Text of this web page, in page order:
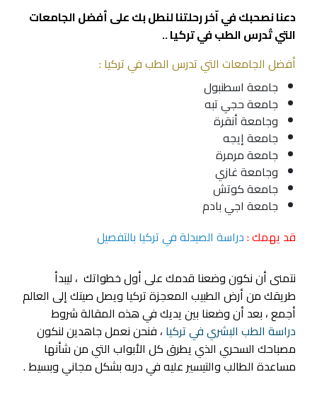
دعنا نصحبك في اّخر رحلتنا لنطل بك على أفضل الجامعات
التي تُدرس الطب في تركيا ..
أفضل الجامعات التي تدرس الطب في تركيا :
جامعة اسطنبول
جامعة حجي تبه
وجامعة أنقرة
جامعة إيجه
جامعة مرمرة
وجامعة غازي
جامعة كوتش
جامعة اجي بادم
قد يهمك :دراسة الصيدلة في تركيا بالتفصيل
نتمنى أن نكون وضعنا قدمك على أول خطواتك ، ليبدأ
طريقك من أرض الطبيب المعجزة تركيا ويصل صيتك إلى العالم
أجمع ، بعد أن وضعنا بين يديك في هذه المقالة شروط
دراسة الطب البشري في تركيا ، فنحن نعمل جاهدين لنكون
مصباحك السحري الذي يطرق كل الأبواب التي من شأنها
مساعدة الطالب والتيسير عليه في دربه بشكل مجاني وبسيط .